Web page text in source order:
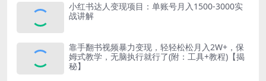
小红书达人变现项目：单账号月入1500-3000实
战讲解
靠手翻书视频暴力变现，轻轻松松月入2W+，保
姆式教学，无脑执行就行了(附：工具+教程)【揭
秘】